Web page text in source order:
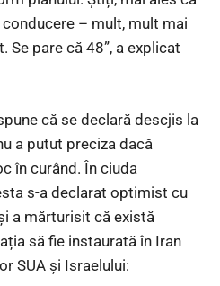
– mult, mult mai
Se pare că 48”, a explicat
că se declară descjis la
a putut preciza dacă
în curând. În ciuda
s-a declarat optimist cu
a mărturisit că există
să fie instaurată în Iran
SUA și Israelului: